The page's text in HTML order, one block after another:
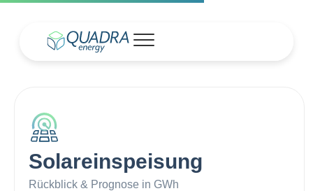
Solareinspeisung
Rückblick & Prognose in GWh